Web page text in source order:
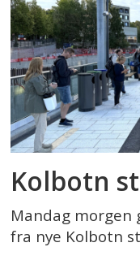
Kolbotn
Mandag morgen
fra nye Kolbotn